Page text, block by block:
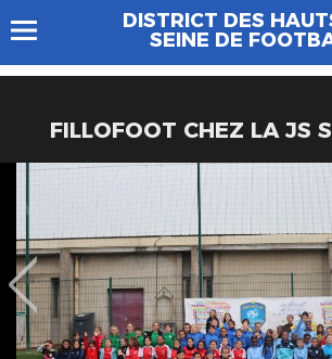
DISTRICT DES
SEINE DE
FILLOFOOT CHEZ LA JS